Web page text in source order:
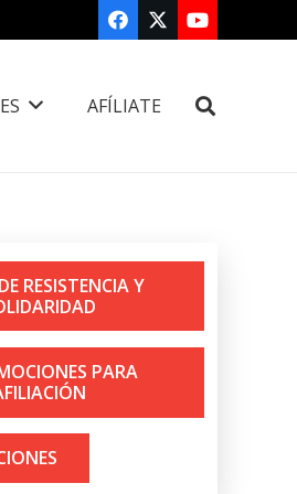
AFÍLIATE
RESISTENCIA Y
PARA